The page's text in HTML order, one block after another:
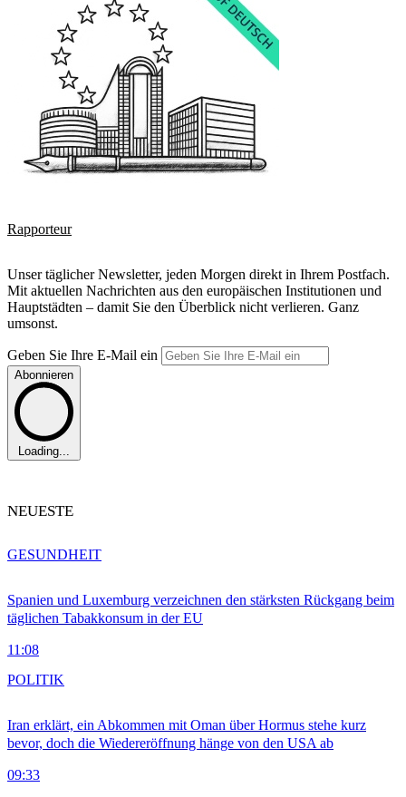
Rapporteur
Unser täglicher Newsletter, jeden Morgen direkt in Ihrem Postfach.
Mit aktuellen Nachrichten aus den europäischen Institutionen und
Hauptstädten – damit Sie den Überblick nicht verlieren. Ganz
umsonst.
Geben Sie Ihre E-Mail ein
Abonnieren
Loading...
NEUESTE
Spanien und Luxemburg verzeichnen den stärksten Rückgang beim
täglichen Tabakkonsum in der EU
11:08
GESUNDHEIT
Iran erklärt, ein Abkommen mit Oman über Hormus stehe kurz
bevor, doch die Wiedereröffnung hänge von den USA ab
09:33
POLITIK